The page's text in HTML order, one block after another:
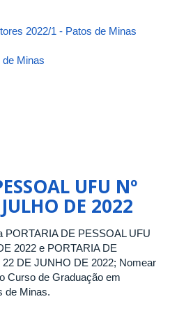
2022/1 - Patos de Minas
Minas
UFU Nº
DE 2022
PORTARIA DE PESSOAL UFU
2022 e PORTARIA DE
DE JUNHO DE 2022; Nomear
Curso de Graduação em
de Minas.